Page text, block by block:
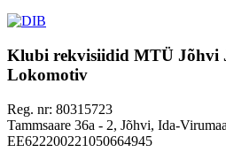
Klubi rekvisiidid MTÜ Jõhvi
Lokomotiv
Reg. nr: 80315723
Tammsaare 36a - 2, Jõhvi, Ida-Virumaa
EE622200221050664945